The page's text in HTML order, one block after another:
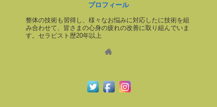
プロフィール
整体の技術も習得し、様々なお悩みに対応したに技術を組
み合わせて、皆さまの心身の疲れの改善に取り組んでいま
す。セラピスト歴20年以上